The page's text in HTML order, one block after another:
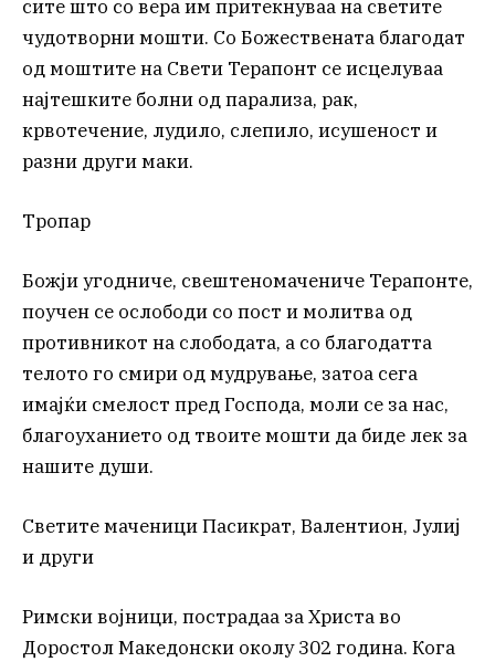
сите што со вера им притекнуваа на светите
чудотворни мошти. Со Божествената благодат
од моштите на Свети Терапонт се исцелуваа
најтешките болни од парализа, рак,
крвотечение, лудило, слепило, исушеност и
разни други маки.
Тропар
Божји угодниче, свештеномачениче Терапонте,
поучен се ослободи со пост и молитва од
противникот на слободата, а со благодатта
телото го смири од мудрување, затоа сега
имајќи смелост пред Господа, моли се за нас,
благоуханието од твоите мошти да биде лек за
нашите души.
Светите маченици Пасикрат, Валентион, Јулиј
и други
Римски војници, пострадаа за Христа во
Доростол Македонски околу 302 година. Кога